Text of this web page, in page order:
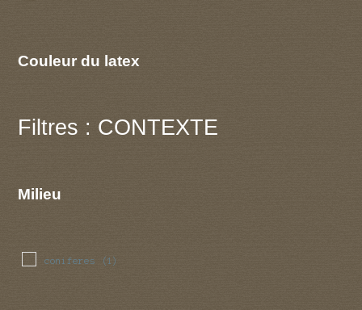
Couleur du latex
Filtres : CONTEXTE
Milieu
coniferes (1)